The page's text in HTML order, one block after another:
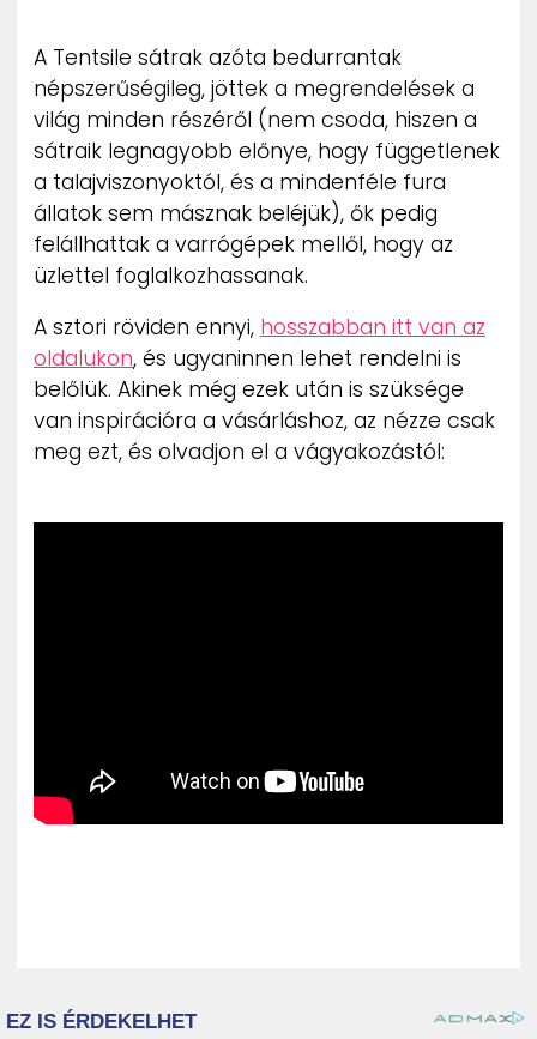
A Tentsile sátrak azóta bedurrantak
népszerűségileg, jöttek a megrendelések a
világ minden részéről (nem csoda, hiszen a
sátraik legnagyobb előnye, hogy függetlenek
a talajviszonyoktól, és a mindenféle fura
állatok sem másznak beléjük), ők pedig
felállhattak a varrógépek mellől, hogy az
üzlettel foglalkozhassanak.
A sztori röviden ennyi, hosszabban itt van az
oldalukon, és ugyaninnen lehet rendelni is
belőlük. Akinek még ezek után is szüksége
van inspirációra a vásárláshoz, az nézze csak
meg ezt, és olvadjon el a vágyakozástól: